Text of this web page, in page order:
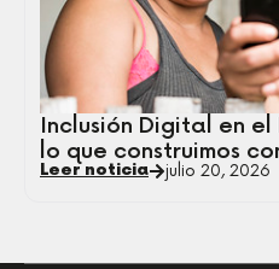
Inclusión Digital en el
lo que construimos
Leer noticia julio 20, 2026